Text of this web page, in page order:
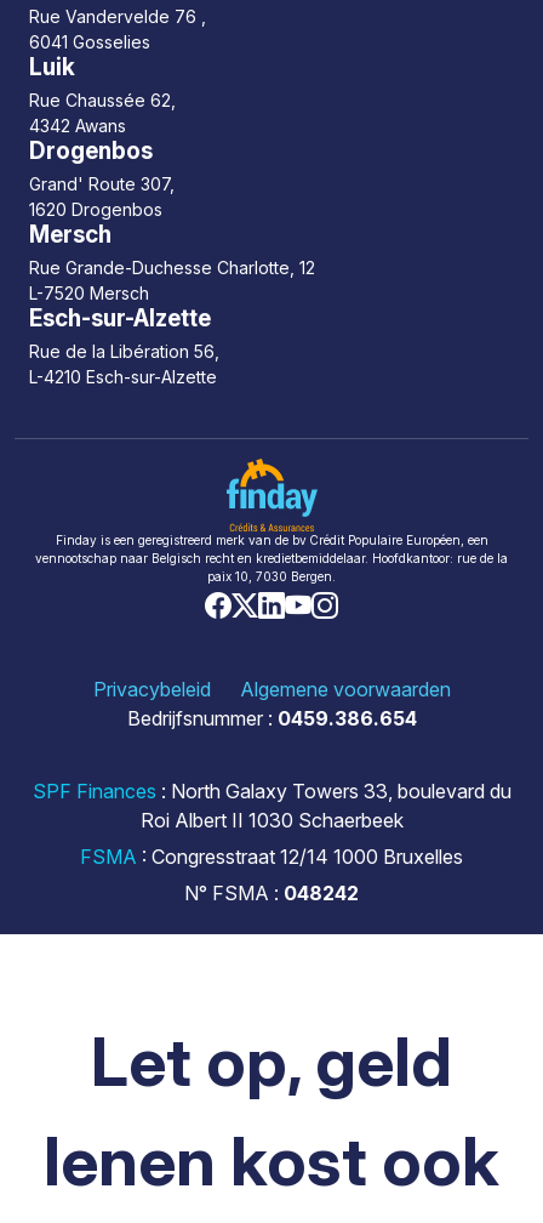
Rue Vandervelde 76 ,
6041 Gosselies
Luik
Rue Chaussée 62,
4342 Awans
Drogenbos
Grand' Route 307,
1620 Drogenbos
Mersch
Rue Grande-Duchesse Charlotte, 12
L-7520 Mersch
Esch-sur-Alzette
Rue de la Libération 56,
L-4210 Esch-sur-Alzette
Finday is een geregistreerd merk van de bv Crédit Populaire Européen, een
vennootschap naar Belgisch recht en kredietbemiddelaar. Hoofdkantoor: rue de la
paix 10, 7030 Bergen.
Privacybeleid
Algemene voorwaarden
Bedrijfsnummer : 0459.386.654
SPF Finances : North Galaxy Towers 33, boulevard du
Roi Albert II 1030 Schaerbeek
FSMA : Congresstraat 12/14 1000 Bruxelles
N° FSMA : 048242
Let op, geld
lenen kost ook